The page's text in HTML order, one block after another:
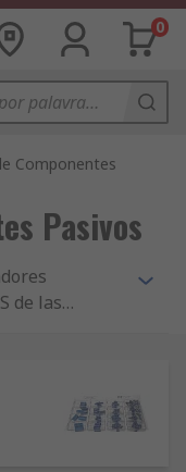
0
Componentes
Pasivos
de las
descubrir las